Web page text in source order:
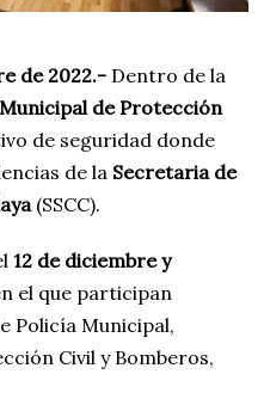
de 2022.- Dentro de la
de Protección
de seguridad donde
de la Secretaria de
(SSCC).
12 de diciembre y
el que participan
Policía Municipal,
Civil y Bomberos,